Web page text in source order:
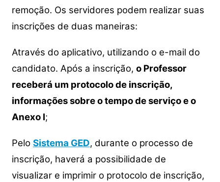
remoção. Os servidores podem realizar suas
inscrições de duas maneiras:
Através do aplicativo, utilizando o e-mail do
candidato. Após a inscrição, o Professor
receberá um protocolo de inscrição,
informações sobre o tempo de serviço e o
Anexo I;
Pelo Sistema GED, durante o processo de
inscrição, haverá a possibilidade de
visualizar e imprimir o protocolo de inscrição,